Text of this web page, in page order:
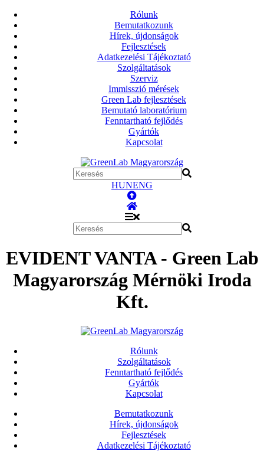
Rólunk
Bemutatkozunk
Hírek, újdonságok
Fejlesztések
Adatkezelési Tájékoztató
Szolgáltatások
Szerviz
Immisszió mérések
Green Lab fejlesztések
Bemutató laboratórium
Fenntartható fejlődés
Gyártók
Kapcsolat
HUNENG
EVIDENT VANTA - Green Lab
Magyarország Mérnöki Iroda
Kft.
Rólunk
Szolgáltatások
Fenntartható fejlődés
Gyártók
Kapcsolat
Bemutatkozunk
Hírek, újdonságok
Fejlesztések
Adatkezelési Tájékoztató